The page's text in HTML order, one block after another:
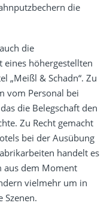
die
die
eines höhergestellten
„Meißl & Schadn“. Zu
vom Personal bei
die Belegschaft den
Zu Recht gemacht
bei der Ausübung
handelt es
aus dem Moment
vielmehr um in
Szenen.